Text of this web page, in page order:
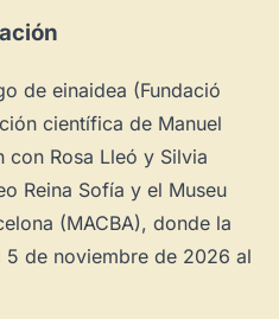
de einaidea (Fundació
científica de Manuel
Rosa Lleó y Silvia
Reina Sofía y el Museu
(MACBA), donde la
de noviembre de 2026 al